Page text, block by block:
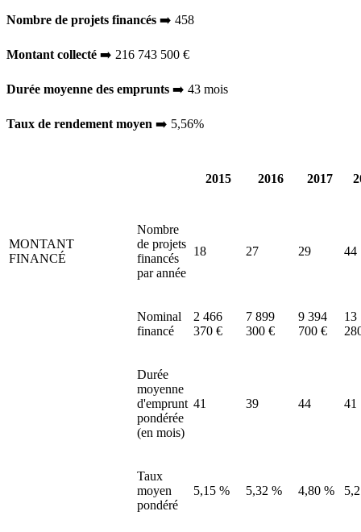
Nombre de projets financés ➡️ 458
Montant collecté ➡️ 216 743 500 €
Durée moyenne des emprunts ➡️ 43 mois
Taux de rendement moyen ➡️ 5,56%
2015 2016 2017
MONTANT
FINANCÉ
Nombre
de projets
financés
par année
18 27 29 44
Nominal
financé
2 466
370 €
7 899
300 €
9 394
700 €
13
Durée
moyenne
d'emprunt
pondérée
(en mois)
41 39 44 41
Taux
moyen
pondéré
5,15 % 5,32 % 4,80 %